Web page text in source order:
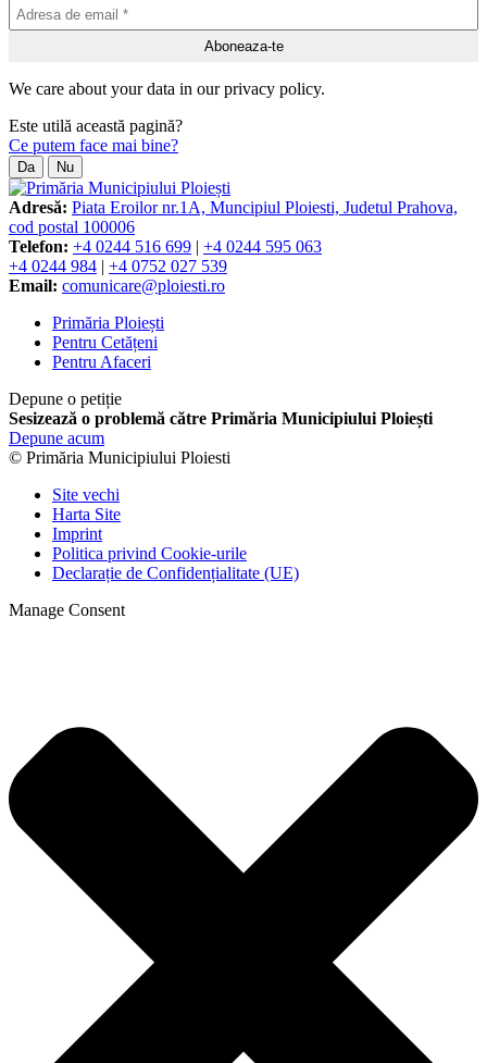
We care about your data in our privacy policy.
Este utilă această pagină?
Ce putem face mai bine?
Da Nu
Adresă: Piata Eroilor nr.1A, Muncipiul Ploiesti, Judetul Prahova,
cod postal 100006
Telefon: +4 0244 516 699 | +4 0244 595 063
+4 0244 984 | +4 0752 027 539
Email: comunicare@ploiesti.ro
Primăria Ploiești
Pentru Cetățeni
Pentru Afaceri
Depune o petiție
Sesizează o problemă către Primăria Municipiului Ploiești
Depune acum
© Primăria Municipiului Ploiesti
Site vechi
Harta Site
Imprint
Politica privind Cookie-urile
Declarație de Confidențialitate (UE)
Manage Consent